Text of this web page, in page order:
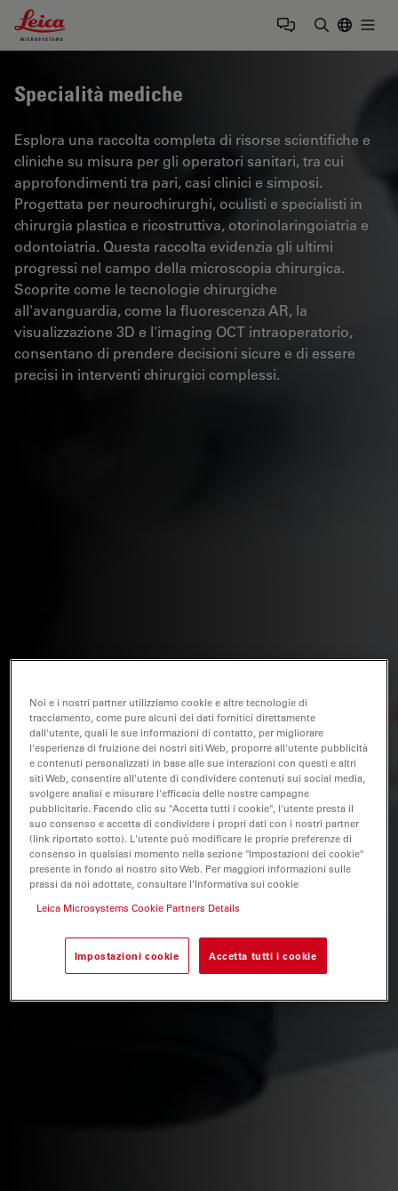
Leica Microsystems Logo
Specialità mediche
Esplora una raccolta completa di risorse scientifiche e
cliniche su misura per gli operatori sanitari, tra cui
approfondimenti tra pari, casi clinici e simposi.
Progettata per neurochirurghi, oculisti e specialisti in
chirurgia plastica e ricostruttiva, otorinolaringoiatria e
odontoiatria. Questa raccolta evidenzia gli ultimi
progressi nel campo della microscopia chirurgica.
Scoprite come le tecnologie chirurgiche
all'avanguardia, come la fluorescenza AR, la
visualizzazione 3D e l'imaging OCT intraoperatorio,
consentano di prendere decisioni sicure e di essere
precisi in interventi chirurgici complessi.
Noi e i nostri partner utilizziamo cookie e altre tecnologie di
tracciamento, come pure alcuni dei dati fornitici direttamente
dall'utente, quali le sue informazioni di contatto, per migliorare
l'esperienza di fruizione dei nostri siti Web, proporre all'utente pubblicità
e contenuti personalizzati in base alle sue interazioni con questi e altri
siti Web, consentire all'utente di condividere contenuti sui social media,
svolgere analisi e misurare l'efficacia delle nostre campagne
pubblicitarie. Facendo clic su "Accetta tutti i cookie", l'utente presta il
suo consenso e accetta di condividere i propri dati con i nostri partner
(link riportato sotto). L'utente può modificare le proprie preferenze di
consenso in qualsiasi momento nella sezione "Impostazioni dei cookie"
presente in fondo al nostro sito Web. Per maggiori informazioni sulle
prassi da noi adottate, consultare l'Informativa sui cookie
Leica Microsystems Cookie Partners Details
Impostazioni cookie Accetta tutti i cookie